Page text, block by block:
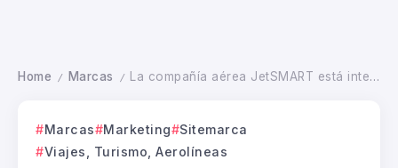
Home / Marcas / La compañía aérea JetSMART está interesada en comprar 100% de las acciones Viva Air
Marcas Marketing
Sitemarca
Viajes, Turismo, Aerolíneas